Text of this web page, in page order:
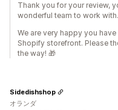
Thank you for your review,
wonderful team to work
We are very happy you
Shopify storefront. Please
the way! 🎁
Sidedishshop
オランダ